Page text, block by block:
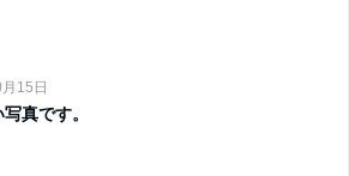
15日
真です。